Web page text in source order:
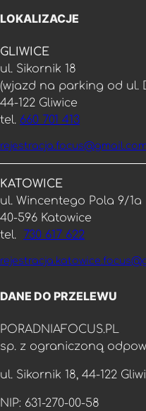
LOKALIZACJE
GLIWICE
ul. Sikornik 18
(wjazd na parking od ul.
44-122 Gliwice
tel. 660 701 413
KATOWICE
ul. Wincentego Pola 9/1a
40-596 Katowice
tel. 730 617 622
DANE DO PRZELEWU
PORADNIAFOCUS.PL
sp. z ograniczoną
ul. Sikornik 18, 44-122
NIP: 631-270-00-58